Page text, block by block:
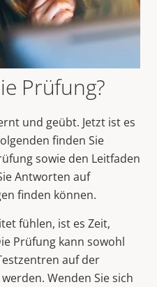
Prüfung?
und geübt. Jetzt ist es
finden Sie
sowie den Leitfaden
Antworten auf
finden können.
fühlen, ist es Zeit,
Prüfung kann sowohl
auf der
Wenden Sie sich